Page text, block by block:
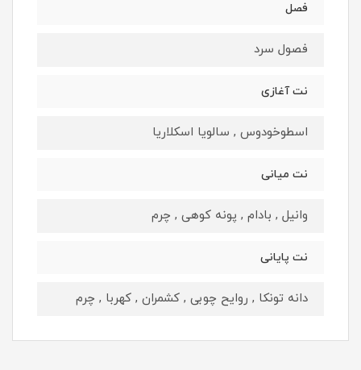
فصل
فصول سرد
نت آغازی
اسطوخودوس , سالویا اسکلاریا
نت میانی
وانیل , بادام , پونه کوهی , چرم
نت پایانی
دانه تونکا , روایح چوبی , کشمران , کهربا , چرم